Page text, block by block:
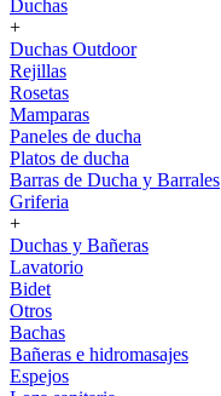
Duchas
+
Duchas Outdoor
Rejillas
Rosetas
Mamparas
Paneles de ducha
Platos de ducha
Barras de Ducha y Barrales
Griferia
+
Duchas y Bañeras
Lavatorio
Bidet
Otros
Bachas
Bañeras e hidromasajes
Espejos